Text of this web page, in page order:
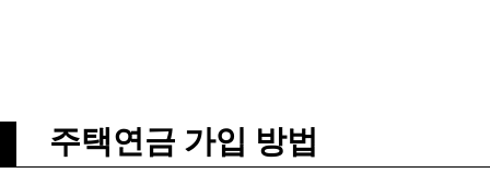
주택연금 가입 방법